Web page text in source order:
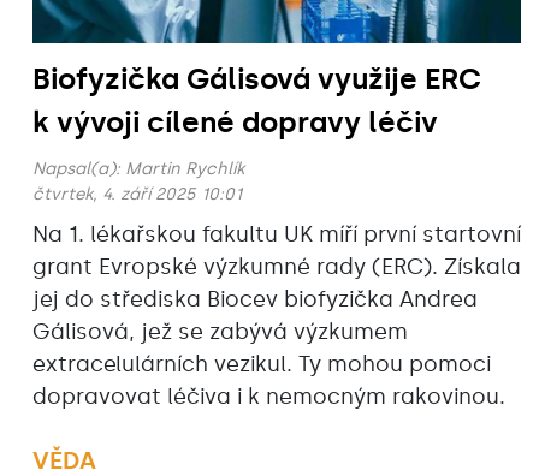
Biofyzička Gálisová využije ERC
k vývoji cílené dopravy léčiv
Napsal(a): Martin Rychlík
čtvrtek, 4. září 2025 10:01
Na 1. lékařskou fakultu UK míří první startovní
grant Evropské výzkumné rady (ERC). Získala
jej do střediska Biocev biofyzička Andrea
Gálisová, jež se zabývá výzkumem
extracelulárních vezikul. Ty mohou pomoci
dopravovat léčiva i k nemocným rakovinou.
VĚDA